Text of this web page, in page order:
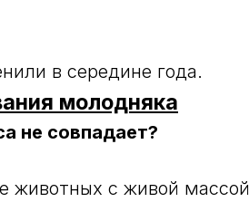
в середине года.
молодняка
не совпадает?
животных с живой массой